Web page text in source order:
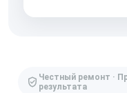
Честный ремонт ·
результата